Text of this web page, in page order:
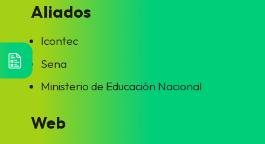
Aliados
Icontec
Sena
Ministerio de Educación Nacional
Web